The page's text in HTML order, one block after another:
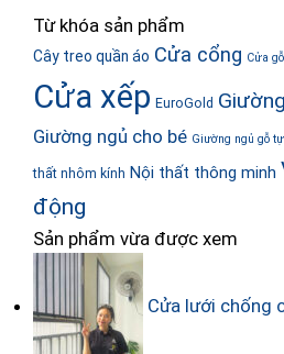
Từ khóa sản phẩm
Cây treo quần áo Cửa cổng Cửa
Cửa xếp EuroGold
Giường ngủ cho bé Giường ngủ gỗ
thất nhôm kính Nội thất thông minh
động
Sản phẩm vừa được xem
Cửa lưới chống